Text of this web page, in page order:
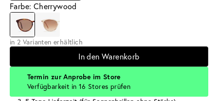
Farbe: Cherrywood
in 2 Varianten erhältlich
In den Warenkorb
Termin zur Anprobe im Store
Verfügbarkeit in 16 Stores prüfen